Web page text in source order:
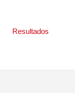
Resultados